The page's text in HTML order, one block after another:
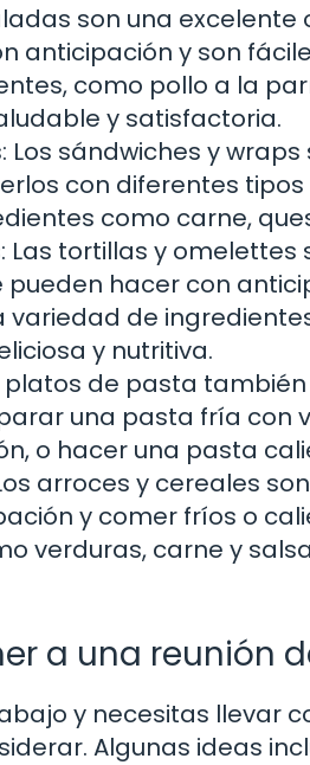
son una
anticipación y son
como pollo a la
y satisfactoria.
Los sándwiches y
con diferentes
como carne,
Las tortillas y
pueden hacer con
variedad de
y nutritiva.
platos de pasta
una pasta fría con
o hacer una pasta
arroces y cereales
y comer fríos o
verduras, carne y
a una reunión
y necesitas llevar
Algunas ideas